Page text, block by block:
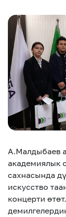
Кызматтар
Кызматтар
SMS
Компания
Биз жөнүндө
Өнөктөштөргө
Кызмат
MegaTV
А.Малдыбаев
академиялык
сахнасында
искусство
концерти өтөт.